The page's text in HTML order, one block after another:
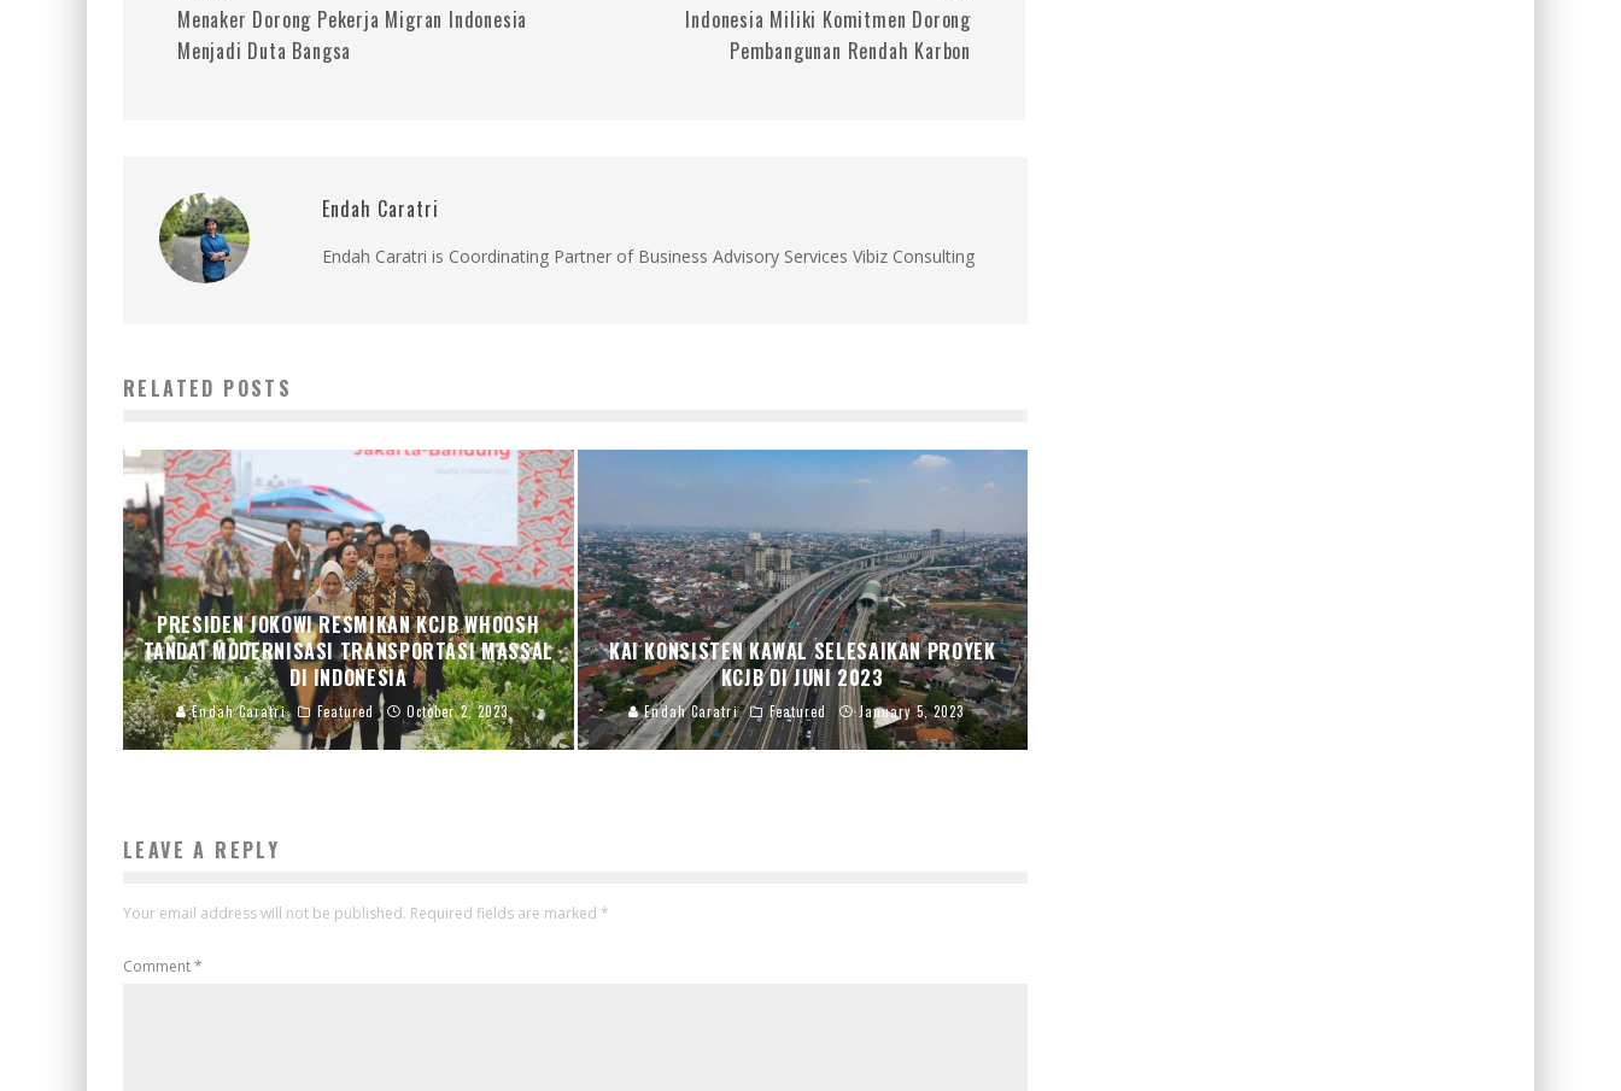
Menaker Dorong Pekerja Migran Indonesia
Menjadi Duta Bangsa
Indonesia Miliki Komitmen Dorong
Pembangunan Rendah Karbon
Endah Caratri
Endah Caratri is Coordinating Partner of Business Advisory Services Vibiz Consulting
RELATED POSTS
PRESIDEN JOKOWI RESMIKAN KCJB WHOOSH
TANDAI MODERNISASI TRANSPORTASI MASSAL
DI INDONESIA
Endah Caratri Featured October 2, 2023
KAI KONSISTEN KAWAL SELESAIKAN PROYEK
KCJB DI JUNI 2023
Endah Caratri Featured January 5, 2023
LEAVE A REPLY
Your email address will not be published. Required fields are marked *
Comment*